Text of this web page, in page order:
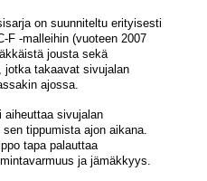
on suunniteltu erityisesti
F -malleihin (vuoteen 2007
jousta sekä
takaavat sivujalan
ajossa.
aiheuttaa sivujalan
tippumista ajon aikana.
tapa palauttaa
ja jämäkkyys.